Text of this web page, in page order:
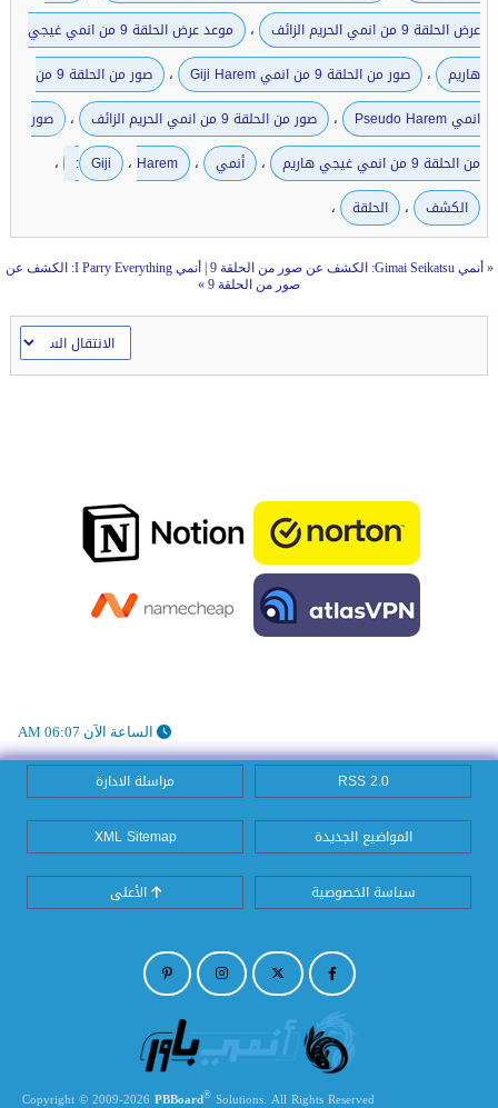
عرض الحلقة 9 من انمي الحريم الزائف
،
موعد عرض الحلقة 9 من انمي غيجي
هاريم
، صور من الحلقة 9 من انمي Giji Harem ،
صور من الحلقة 9 من
انمي Pseudo Harem
، صور من الحلقة 9 من انمي الحريم الزائف ،
صور
من الحلقة 9 من انمي غيجي هاريم
، أنمي ، Giji ، Harem: ،
الكشف ، الحلقة ،
« أنمي Gimai Seikatsu: الكشف عن صور من الحلقة 9
أنمي I Parry Everything: الكشف عن
صور من الحلقة 9
»
الساعة الآن 06:07 AM
RSS 2.0 مراسلة الادارة
المواضيع الجديدة XML Sitemap
سياسة الخصوصية الأعلى
Copyright © 2009-2026 PBBoard® Solutions. All Rights Reserved